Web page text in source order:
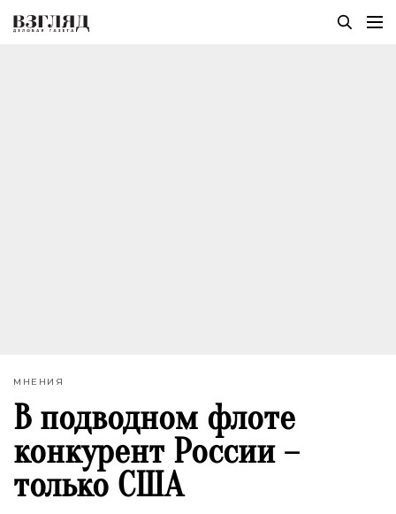
МНЕНИЯ
В подводном флоте
конкурент России –
только США